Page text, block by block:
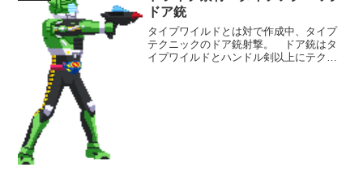
ドア銃
タイプワイルドとは対で作成中、タイプ
テクニックのドア銃射撃。 ドア銃はタ
イプワイルドとハンドル剣以上にテクニ